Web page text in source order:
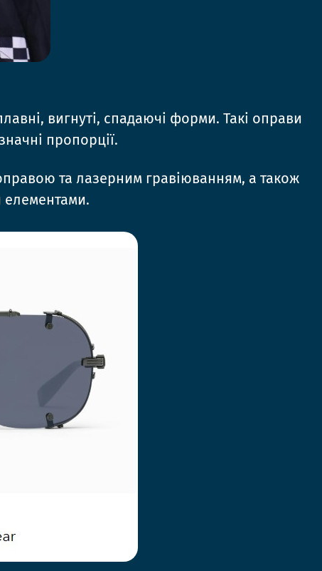
вигнуті, спадаючі форми. Такі оправи
пропорції.
та лазерним гравіюванням, а також
елементами.